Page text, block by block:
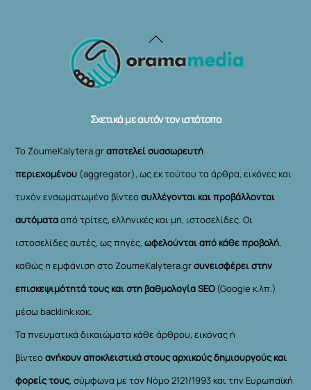
Back
To
Σχετικά με αυτόν τον ιστότοπο
Το ZoumeKalytera.grαποτελεί συσσωρευτή
περιεχομένου (aggregator), ως εκ τούτου τα άρθρα, εικόνες και
τυχόν ενσωματωμένα βίντεοσυλλέγονται και προβάλλονται
αυτόματααπό τρίτες, ελληνικές και μη, ιστοσελίδες. Οι
ιστοσελίδες αυτές, ως πηγές,ωφελούνται από κάθε προβολή,
καθώς η εμφάνιση στο ZoumeKalytera.grσυνεισφέρει στην
επισκεψιμότητά τους και στη βαθμολογία SEO(Google κ.λπ.)
μέσω backlink κοκ.
Τα πνευματικά δικαιώματα κάθε άρθρου, εικόνας ή
βίντεοανήκουν αποκλειστικά στους αρχικούς δημιουργούς και
φορείς τους, σύμφωνα με τον Νόμο 2121/1993 και την Ευρωπαϊκή